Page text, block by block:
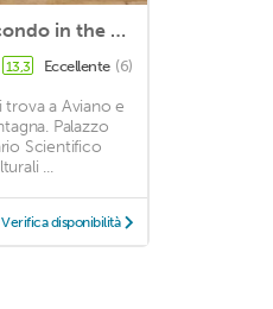
Fully furnished new top floor condo in the center of charming Aviano w/ terrace.
13,3 Eccellente (6)
a Aviano e
Palazzo
Scientifico
...
Verifica disponibilità